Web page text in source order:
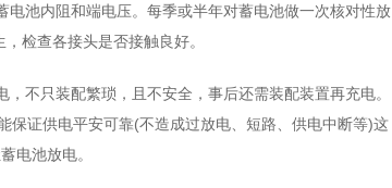
电池内阻和端电压。每季或半年对蓄电池做一次核对性放
，检查各接头是否接触良好。
不只装配繁琐，且不安全，事后还需装配装置再充电。
保证供电平安可靠(不造成过放电、短路、供电中断等)这
电池放电。